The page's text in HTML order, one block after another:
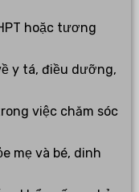
hoặc tương
y tá, điều dưỡng,
việc chăm sóc
mẹ và bé, dinh